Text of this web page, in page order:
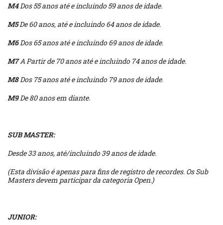
M4Dos 55 anos até e incluindo 59 anos de idade.
M5De 60 anos, até e incluindo 64 anos de idade.
M6Dos 65 anos até e incluindo 69 anos de idade.
M7A Partir de 70 anos até e incluindo 74 anos de idade.
M8Dos 75 anos até e incluindo 79 anos de idade.
M9De 80 anos em diante.
SUB MASTER:
Desde 33 anos, até/incluindo 39 anos de idade.
(Esta divisão é apenas para fins de registro de recordes. Os Sub
Masters devem participar da categoria Open.)
JUNIOR: